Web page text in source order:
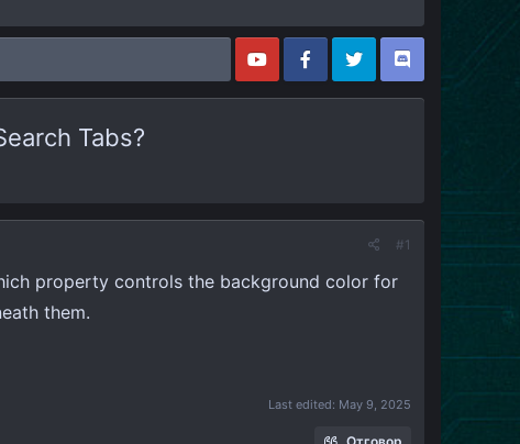
Tabs?
#1
property controls the background color for
them.
Last edited: May 9, 2025
Отговор